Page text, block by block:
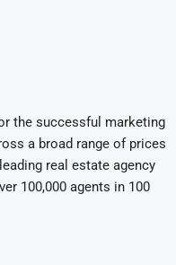
the successful marketing
a broad range of prices
real estate agency
100,000 agents in 100